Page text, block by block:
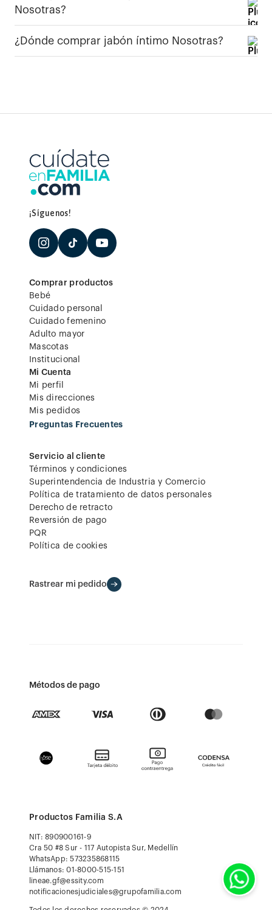
Nosotras?
¿Dónde comprar jabón íntimo Nosotras?
¡Síguenos!
Comprar productos
Bebé
Cuidado personal
Cuidado femenino
Adulto mayor
Mascotas
Institucional
Mi Cuenta
Mi perfil
Mis direcciones
Mis pedidos
Preguntas Frecuentes
Servicio al cliente
Términos y condiciones
Superintendencia de Industria y Comercio
Política de tratamiento de datos personales
Derecho de retracto
Reversión de pago
PQR
Política de cookies
Rastrear mi pedido
Métodos de pago
Productos Familia S.A
NIT: 890900161-9
Cra 50 #8 Sur - 117 Autopista Sur, Medellín
WhatsApp: 573235868115
Llámanos: 01-8000-515-151
lineae.gf@essity.com
notificacionesjudiciales@grupofamilia.com